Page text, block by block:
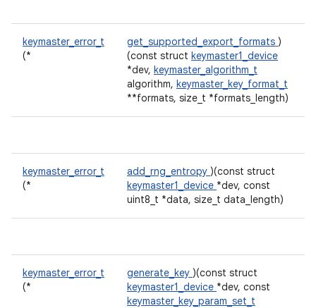
keymaster_error_t
(*
get_supported_export_formats )
(const struct keymaster1_device
*dev, keymaster_algorithm_t
algorithm, keymaster_key_format_t
**formats, size_t *formats_length)
keymaster_error_t
(*
add_rng_entropy )(const struct
keymaster1_device *dev, const
uint8_t *data, size_t data_length)
keymaster_error_t
(*
generate_key )(const struct
keymaster1_device *dev, const
keymaster_key_param_set_t